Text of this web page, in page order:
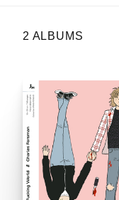
2 ALBUMS